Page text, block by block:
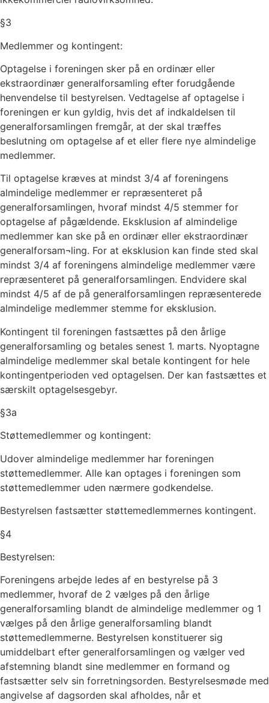
§3
Medlemmer og kontingent:
Optagelse i foreningen sker på en ordinær eller
ekstraordinær generalforsamling efter forudgående
henvendelse til bestyrelsen. Vedtagelse af optagelse i
foreningen er kun gyldig, hvis det af indkaldelsen til
generalforsamlingen fremgår, at der skal træffes
beslutning om optagelse af et eller flere nye almindelige
medlemmer.
Til optagelse kræves at mindst 3/4 af foreningens
almindelige medlemmer er repræsenteret på
generalforsamlingen, hvoraf mindst 4/5 stemmer for
optagelse af pågældende. Eksklusion af almindelige
medlemmer kan ske på en ordinær eller ekstraordinær
generalforsam¬ling. For at eksklusion kan finde sted skal
mindst 3/4 af foreningens almindelige medlemmer være
repræsenteret på generalforsamlingen. Endvidere skal
mindst 4/5 af de på generalforsamlingen repræsenterede
almindelige medlemmer stemme for eksklusion.
Kontingent til foreningen fastsættes på den årlige
generalforsamling og betales senest 1. marts. Nyoptagne
almindelige medlemmer skal betale kontingent for hele
kontingentperioden ved optagelsen. Der kan fastsættes et
særskilt optagelsesgebyr.
§3a
Støttemedlemmer og kontingent:
Udover almindelige medlemmer har foreningen
støttemedlemmer. Alle kan optages i foreningen som
støttemedlemmer uden nærmere godkendelse.
Bestyrelsen fastsætter støttemedlemmernes kontingent.
§4
Bestyrelsen:
Foreningens arbejde ledes af en bestyrelse på 3
medlemmer, hvoraf de 2 vælges på den årlige
generalforsamling blandt de almindelige medlemmer og 1
vælges på den årlige generalforsamling blandt
støttemedlemmerne. Bestyrelsen konstituerer sig
umiddelbart efter generalforsamlingen og vælger ved
afstemning blandt sine medlemmer en formand og
fastsætter selv sin forretningsorden. Bestyrelsesmøde med
angivelse af dagsorden skal afholdes, når et